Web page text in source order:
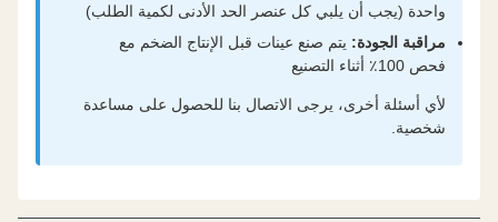
واحدة (يجب أن يلبي كل عنصر الحد الأدنى لكمية الطلب)
مراقبة الجودة:يتم صنع عينات قبل الإنتاج الضخم مع
فحص 100٪ أثناء التصنيع
لأي أسئلة أخرى، يرجى الاتصال بنا للحصول على مساعدة
شخصية.